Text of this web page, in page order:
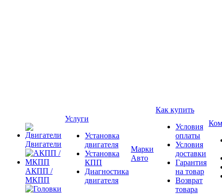
Двигатели
АКПП /
МКПП
Услуги
Установка
двигателя
Установка
КПП
Диагностика
двигателя
Марки
Авто
Как купить
Условия
оплаты
Условия
доставки
Гарантия
на товар
Возврат
товара